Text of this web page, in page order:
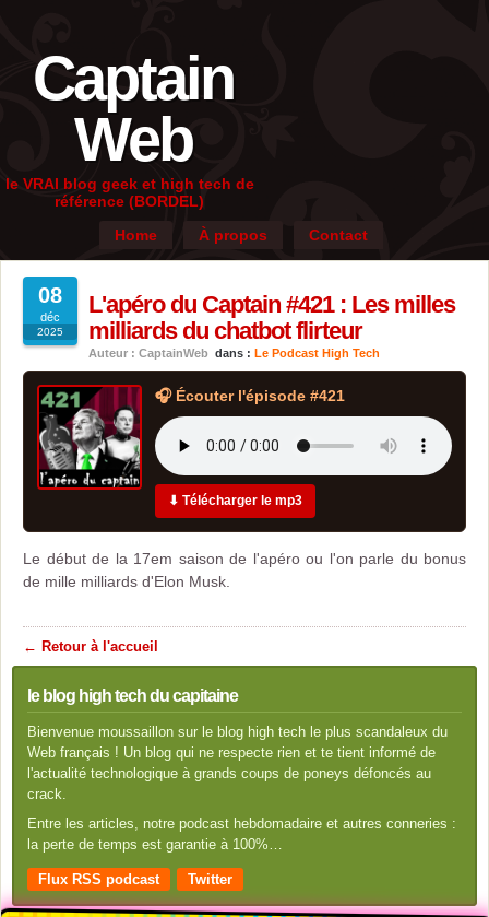
Captain
Web
le VRAI blog geek et high tech de
référence (BORDEL)
Home
À propos Contact
08
déc
2025
L'apéro du Captain #421 : Les milles
milliards du chatbot flirteur
Auteur : CaptainWeb dans : Le Podcast High Tech
🎧 Écouter l'épisode #421
⬇ Télécharger le mp3
Le début de la 17em saison de l'apéro ou l'on parle du bonus
de mille milliards d'Elon Musk.
← Retour à l'accueil
le blog high tech du capitaine
Bienvenue moussaillon sur le blog high tech le plus scandaleux du
Web français ! Un blog qui ne respecte rien et te tient informé de
l'actualité technologique à grands coups de poneys défoncés au
crack.
Entre les articles, notre podcast hebdomadaire et autres conneries :
la perte de temps est garantie à 100%…
Flux RSS podcast Twitter